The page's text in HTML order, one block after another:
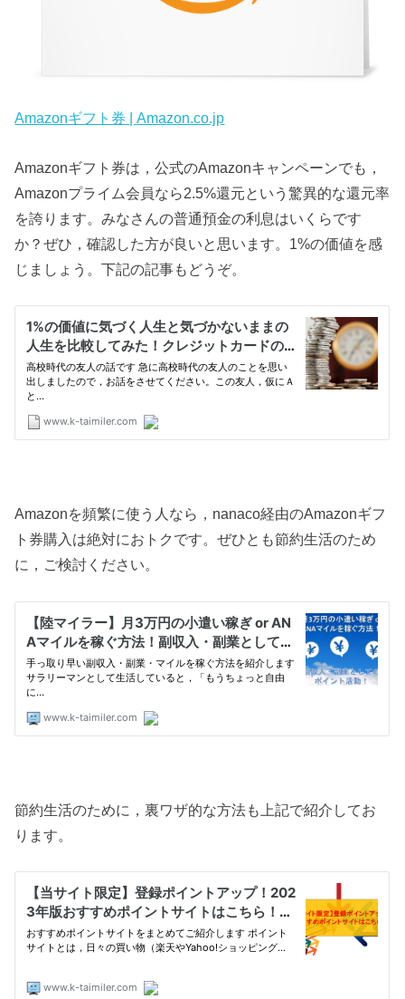
Amazonギフト券 | Amazon.co.jp
Amazonギフト券は，公式のAmazonキャンペーンでも，
Amazonプライム会員なら2.5%還元という驚異的な還元率
を誇ります。みなさんの普通預金の利息はいくらです
か？ぜひ，確認した方が良いと思います。1%の価値を感
じましょう。下記の記事もどうぞ。
Amazonを頻繁に使う人なら，nanaco経由のAmazonギフ
ト券購入は絶対におトクです。ぜひとも節約生活のため
に，ご検討ください。
節約生活のために，裏ワザ的な方法も上記で紹介してお
ります。